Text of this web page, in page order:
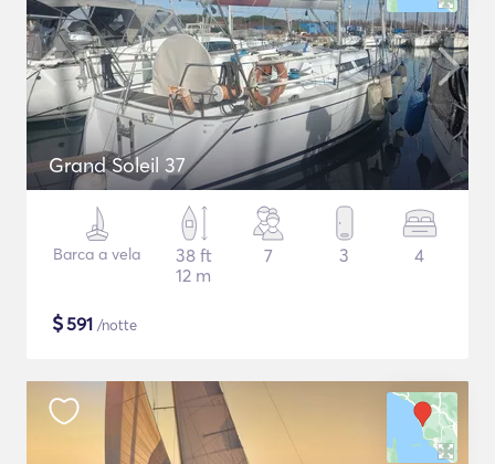
Grand Soleil 37
Barca a vela
38 ft
12 m
7 3 4
$591 /notte